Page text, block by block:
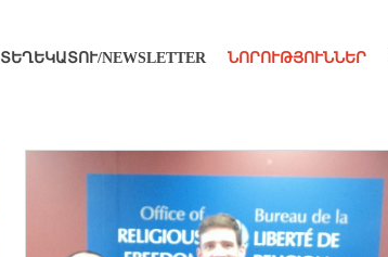
ՏԵՂԵԿԱՏՈՒ/NEWSLETTER ՆՈՐՈՒԹՅՈՒՆՆԵՐ